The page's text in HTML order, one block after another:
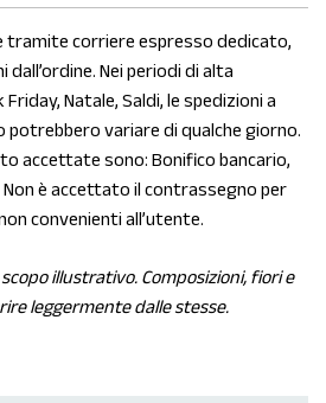
tramite corriere espresso dedicato,
dall’ordine. Nei periodi di alta
Friday, Natale, Saldi, le spedizioni a
potrebbero variare di qualche giorno.
accettate sono: Bonifico bancario,
Non è accettato il contrassegno per
convenienti all’utente.
scopo illustrativo. Composizioni, fiori e
leggermente dalle stesse.